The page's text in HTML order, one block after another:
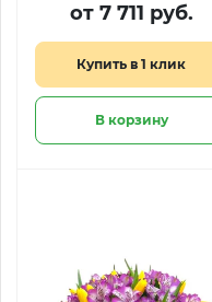
от 7 711 руб.
Купить в 1 клик
В корзину